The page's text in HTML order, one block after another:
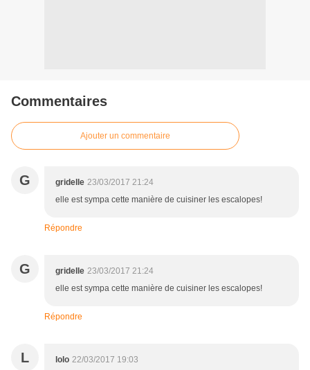
Commentaires
Ajouter un commentaire
G gridelle 23/03/2017 21:24
elle est sympa cette manière de cuisiner les escalopes!
Répondre
G gridelle 23/03/2017 21:24
elle est sympa cette manière de cuisiner les escalopes!
Répondre
L lolo 22/03/2017 19:03